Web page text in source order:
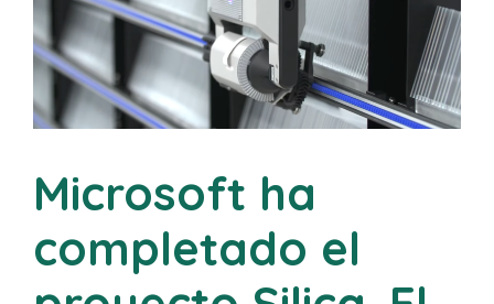
Microsoft ha
completado el